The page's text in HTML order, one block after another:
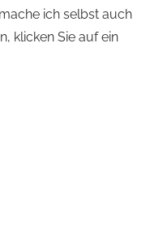
ich selbst auch
klicken Sie auf ein